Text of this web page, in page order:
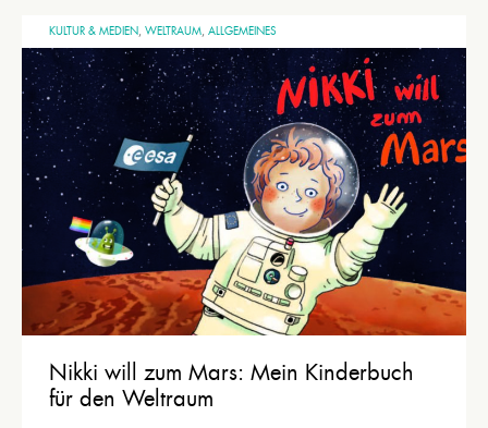
KULTUR & MEDIEN, WELTRAUM, ALLGEMEINES
Nikki will zum Mars: Mein Kinderbuch
für den Weltraum